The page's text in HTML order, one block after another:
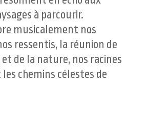
à parcourir.
musicalement nos
ressentis, la réunion de
et de la nature, nos racines
chemins célestes de